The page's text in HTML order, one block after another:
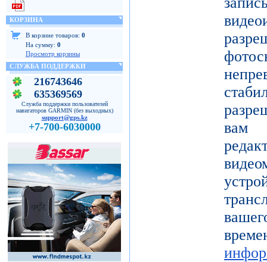
КОРЗИНА
В корзине товаров: 0
На сумму: 0
Просмотр корзины
СЛУЖБА ПОДДЕРЖКИ
216743646
635369569
Служба поддержки пользователей
навигаторов GARMIN (без выходных)
support@gps.kz
+7-700-6030000
вам